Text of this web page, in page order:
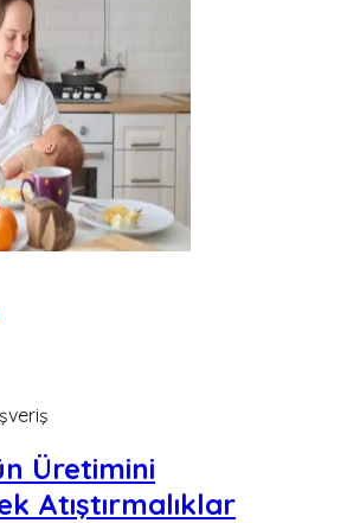
Üretimini
Atıştırmalıklar